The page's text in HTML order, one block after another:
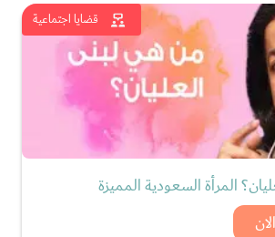
قضايا اجتماعية
المرأة السعودية المميزة